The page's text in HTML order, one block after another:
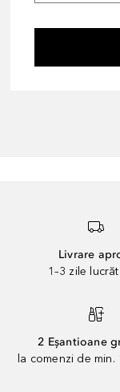
Livrare
1–3 zile
2 Eșantioane
la comenzi de min.